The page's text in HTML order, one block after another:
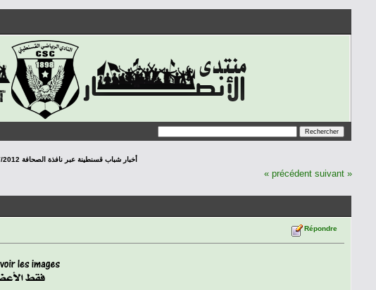
أخبار شباب قسنطينة عبر نافذة الصحافة 06/07/2012
« précédent suivant »
Répondre